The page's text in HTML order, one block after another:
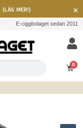
(LÄS MER!) ×
E-ciggbolaget sedan 2011
0